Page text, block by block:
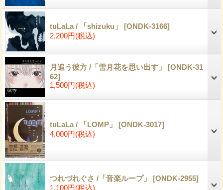
tuLaLa / 「shizuku」 [ONDK-3166]
2,200円(税込)
月追う彼方 /「雪月花を思い出す」 [ONDK-31
62]
1,500円(税込)
tuLaLa / 「LOMP」 [ONDK-3017]
4,000円(税込)
つれづれぐさ /「音楽ループ」 [ONDK-2955]
1,100円(税込)